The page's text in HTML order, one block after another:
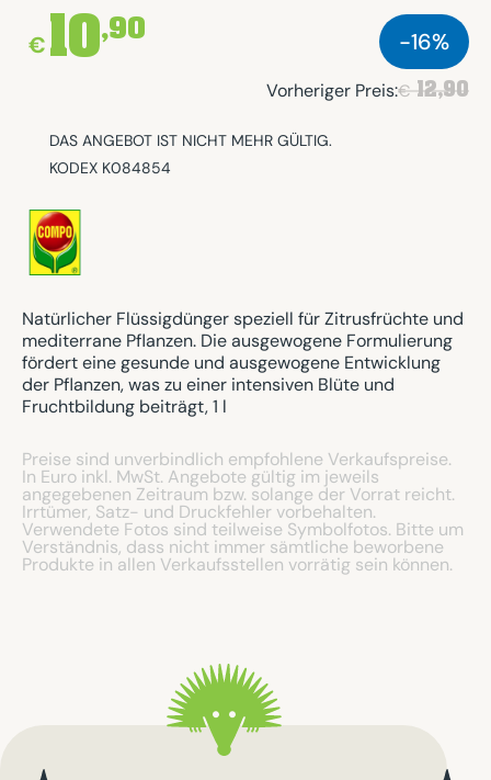
DAS ANGEBOT IST NICHT MEHR GÜLTIG.
KODEX K084854
€10,90 -16%
Vorheriger Preis:€ 12,90
Natürlicher Flüssigdünger speziell für Zitrusfrüchte und
mediterrane Pflanzen. Die ausgewogene Formulierung
fördert eine gesunde und ausgewogene Entwicklung
der Pflanzen, was zu einer intensiven Blüte und
Fruchtbildung beiträgt, 1 l
Preise sind unverbindlich empfohlene Verkaufspreise.
In Euro inkl. MwSt. Angebote gültig im jeweils
angegebenen Zeitraum bzw. solange der Vorrat reicht.
Irrtümer, Satz- und Druckfehler vorbehalten.
Verwendete Fotos sind teilweise Symbolfotos. Bitte um
Verständnis, dass nicht immer sämtliche beworbene
Produkte in allen Verkaufsstellen vorrätig sein können.